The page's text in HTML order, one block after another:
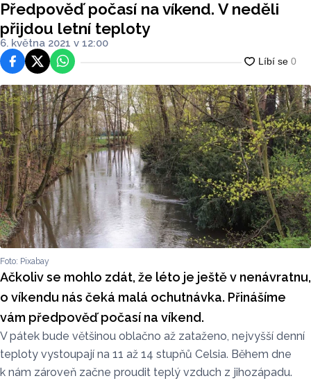
Předpověď počasí na víkend. V neděli
přijdou letní teploty
6. května 2021 v 12:00
FacebookPlatforma X
WhatsApp
Foto: Pixabay
Ačkoliv se mohlo zdát, že léto je ještě v nenávratnu,
o víkendu nás čeká malá ochutnávka. Přinášíme
vám předpověď počasí na víkend.
V pátek bude většinou oblačno až zataženo, nejvyšší denní
teploty vystoupají na 11 až 14 stupňů Celsia. Během dne
k nám zároveň začne proudit teplý vzduch z jihozápadu.